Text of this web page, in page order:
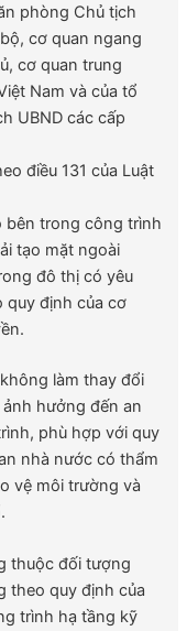
phòng Chủ tịch
cơ quan ngang
cơ quan trung
Nam và của tổ
UBND các cấp
điều 131 của Luật
bên trong công trình
tạo mặt ngoài
đô thị có yêu
quy định của cơ
làm thay đổi
hưởng đến an
phù hợp với quy
nhà nước có thẩm
vệ môi trường và
thuộc đối tượng
theo quy định của
trình hạ tầng kỹ